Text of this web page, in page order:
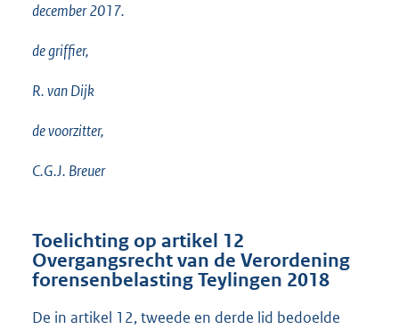
december 2017.
de griffier,
R. van Dijk
de voorzitter,
C.G.J. Breuer
Toelichting op artikel 12
Overgangsrecht van de Verordening
forensenbelasting Teylingen 2018
De in artikel 12, tweede en derde lid bedoelde